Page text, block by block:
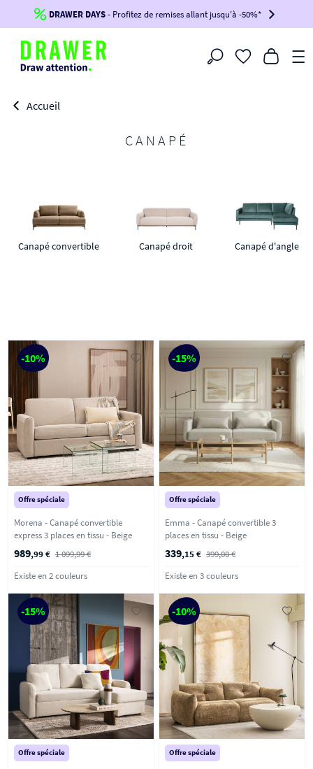
Jusqu'à-100€*sur votre commande !
BIKINI100
-voir conditions en bas de page-
DRAWER DAYS- Profitez de remises allant jusqu'à -50%*
Filtrer
Accueil
CANAPÉ
Canapé convertible Canapé droit Canapé d'angle
-10%
Offre spéciale
Morena - Canapé convertible
express 3 places en tissu - Beige
989,99 € 1 099,99 €
Existe en 2 couleurs
-15%
Offre spéciale
Emma - Canapé convertible 3
places en tissu - Beige
339,15 € 399,00 €
Existe en 3 couleurs
-15%
Offre spéciale
-10%
Offre spéciale